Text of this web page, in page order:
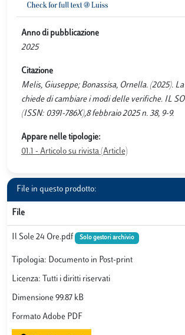
Anno di pubblicazione
2025
Citazione
Melis, Giuseppe; Bonassisa, Ornella. (2025).
chiede di cambiare i modi delle verifiche. IL
(ISSN: 0391-786X),8 febbraio 2025 n. 38, 9-9.
Appare nelle tipologie:
01.1 - Articolo su rivista (Article)
File in questo prodotto:
File
Il Sole 24 Ore.pdf Solo gestori archivio
Tipologia: Documento in Post-print
Licenza: Tutti i diritti riservati
Dimensione 99.87 kB
Formato Adobe PDF